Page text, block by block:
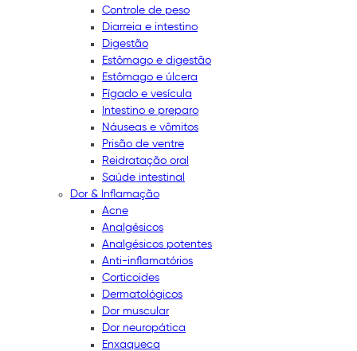
Controle de peso
Diarreia e intestino
Digestão
Estômago e digestão
Estômago e úlcera
Fígado e vesícula
Intestino e preparo
Náuseas e vômitos
Prisão de ventre
Reidratação oral
Saúde intestinal
Dor & Inflamação
Acne
Analgésicos
Analgésicos potentes
Anti-inflamatórios
Corticoides
Dermatológicos
Dor muscular
Dor neuropática
Enxaqueca